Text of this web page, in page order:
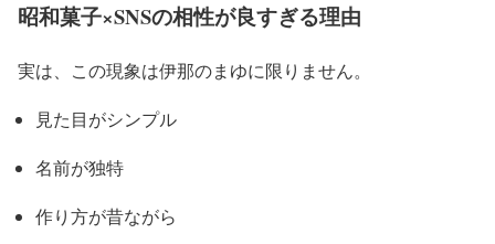
昭和菓子×SNSの相性が良すぎる理由
実は、この現象は伊那のまゆに限りません。
見た目がシンプル
名前が独特
作り方が昔ながら